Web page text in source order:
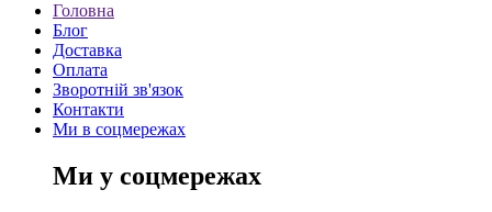
Головна
Блог
Доставка
Оплата
Зворотній зв'язок
Контакти
Ми в соцмережах
Ми у соцмережах